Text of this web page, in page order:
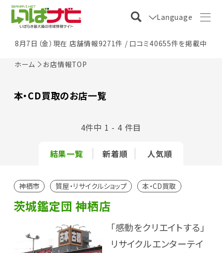
Language
8月7日（金）現在 店舗情報9271件 / 口コミ40655件を掲載中
ホーム お店情報TOP
本・CD買取のお店一覧
結果一覧 新着順 人気順
4件中 1 - 4 件目
神栖市 質屋・リサイクルショップ 本・CD買取
茨城鑑定団 神栖店
「感動をクリエイトする」
リサイクルエンターテイ